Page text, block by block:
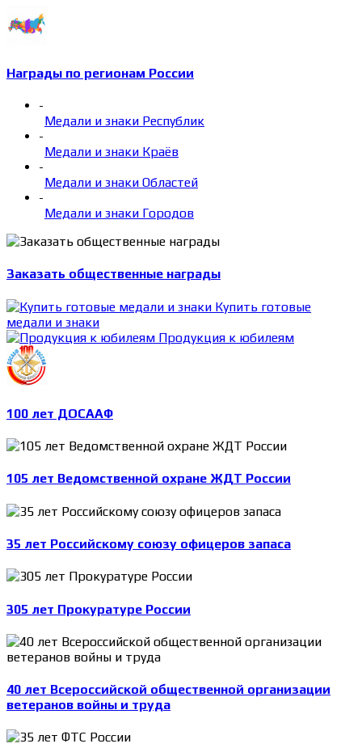
Награды по регионам России
-
Медали и знаки Республик
-
Медали и знаки Краёв
-
Медали и знаки Областей
-
Медали и знаки Городов
Заказать общественные награды
Купить готовые
медали и знаки
Продукция к юбилеям
100 лет ДОСААФ
105 лет Ведомственной охране ЖДТ России
35 лет Российскому союзу офицеров запаса
305 лет Прокуратуре России
40 лет Всероссийской общественной организации
ветеранов войны и труда